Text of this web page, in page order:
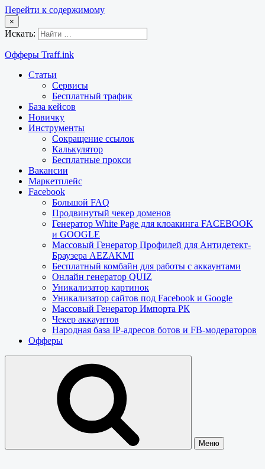
Перейти к содержимому
×
Искать:
Офферы Traff.ink
Статьи
Сервисы
Бесплатный трафик
База кейсов
Новичку
Инструменты
Сокращение ссылок
Калькулятор
Бесплатные прокси
Вакансии
Маркетплейс
Facebook
Большой FAQ
Продвинутый чекер доменов
Генератор White Page для клоакинга FACEBOOK
и GOOGLE
Массовый Генератор Профилей для Антидетект-
Браузера AEZAKMI
Бесплатный комбайн для работы с аккаунтами
Онлайн генератор QUIZ
Уникализатор картинок
Уникализатор сайтов под Facebook и Google
Массовый Генератор Импорта РК
Чекер аккаунтов
Народная база IP-адресов ботов и FB-модераторов
Офферы
Меню